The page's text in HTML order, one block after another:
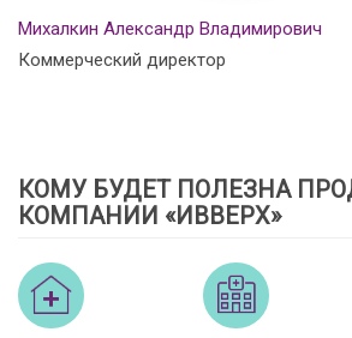
Михалкин Александр Владимирович
Коммерческий директор
КОМУ БУДЕТ ПОЛЕЗНА
КОМПАНИИ «ИВВЕРХ»